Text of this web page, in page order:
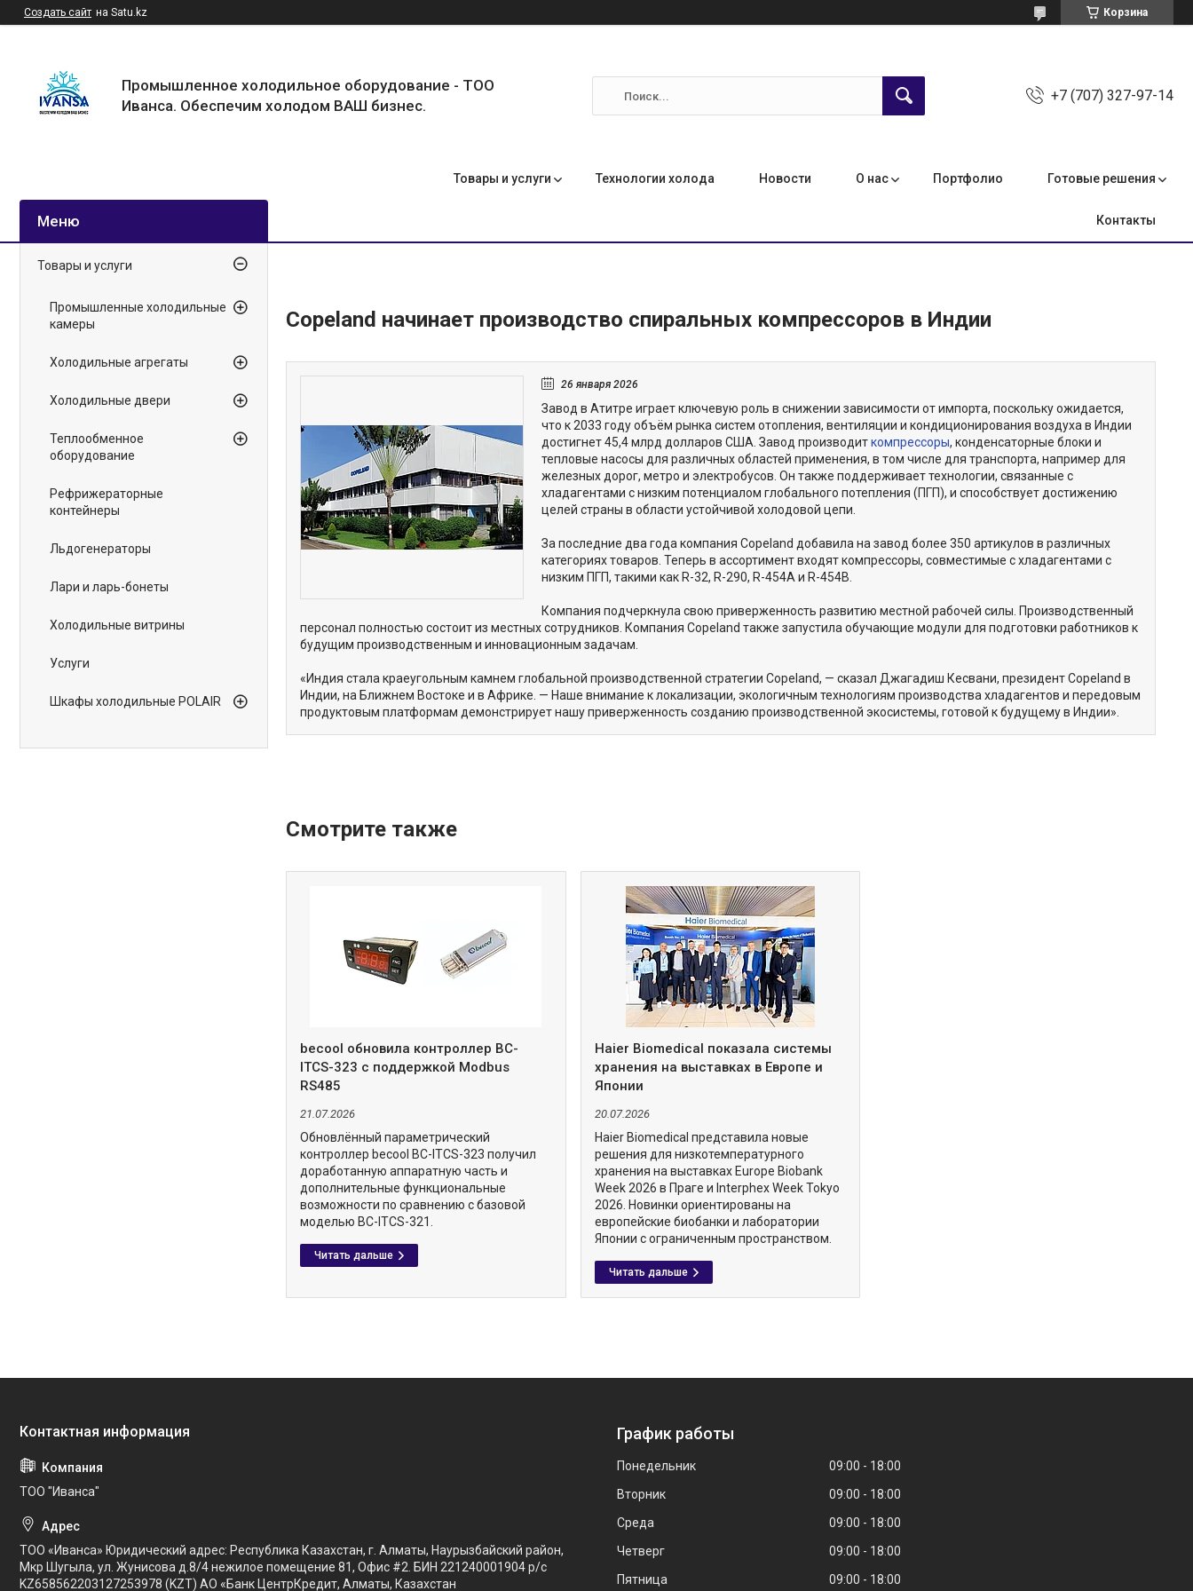
Создать сайт на Satu.kz Корзина
Промышленное холодильное оборудование - ТОО
Иванса. Обеспечим холодом ВАШ бизнес.
+7 (707) 327-97-14
Товары и услуги Технологии холода Новости О нас Портфолио Готовые решения
Контакты
Copeland начинает производство спиральных компрессоров в Индии
26 января 2026
Завод в Атитре играет ключевую роль в снижении зависимости от импорта, поскольку ожидается,
что к 2033 году объём рынка систем отопления, вентиляции и кондиционирования воздуха в Индии
достигнет 45,4 млрд долларов США. Завод производиткомпрессоры, конденсаторные блоки и
тепловые насосы для различных областей применения, в том числе для транспорта, например для
железных дорог, метро и электробусов. Он также поддерживает технологии, связанные с
хладагентами с низким потенциалом глобального потепления (ПГП), и способствует достижению
целей страны в области устойчивой холодовой цепи.
За последние два года компания Copeland добавила на завод более 350 артикулов в различных
категориях товаров. Теперь в ассортимент входят компрессоры, совместимые с хладагентами с
низким ПГП, такими как R-32, R-290, R-454A и R-454B.
Компания подчеркнула свою приверженность развитию местной рабочей силы. Производственный
персонал полностью состоит из местных сотрудников. Компания Copeland также запустила обучающие модули для подготовки работников к
будущим производственным и инновационным задачам.
«Индия стала краеугольным камнем глобальной производственной стратегии Copeland, — сказал Джагадиш Кесвани, президент Copeland в
Индии, на Ближнем Востоке и в Африке. — Наше внимание к локализации, экологичным технологиям производства хладагентов и передовым
продуктовым платформам демонстрирует нашу приверженность созданию производственной экосистемы, готовой к будущему в Индии».
becool обновила контроллер BC-
ITCS-323 с поддержкой Modbus
RS485
21.07.2026
Обновлённый параметрический
контроллер becool BC-ITCS-323 получил
доработанную аппаратную часть и
дополнительные функциональные
возможности по сравнению с базовой
моделью BC-ITCS-321.
Haier Biomedical показала системы
хранения на выставках в Европе и
Японии
20.07.2026
Haier Biomedical представила новые
решения для низкотемпературного
хранения на выставках Europe Biobank
Week 2026 в Праге и Interphex Week Tokyo
2026. Новинки ориентированы на
европейские биобанки и лаборатории
Японии с ограниченным пространством.
Товары и услуги
Промышленные холодильные
камеры
Холодильные агрегаты
Холодильные двери
Теплообменное
оборудование
Рефрижераторные
контейнеры
Льдогенераторы
Лари и ларь-бонеты
Холодильные витрины
Услуги
Шкафы холодильные POLAIR
ТОО "Иванса"
ТОО «Иванса» Юридический адрес: Республика Казахстан, г. Алматы, Наурызбайский район,
Мкр Шугыла, ул. Жунисова д.8/4 нежилое помещение 81, Офис #2. БИН 221240001904 р/с
KZ658562203127253978 (KZT) АО «Банк ЦентрКредит, Алматы, Казахстан
График работы
Понедельник 09:00
18:00
Вторник
09:00
18:00
Среда
09:00
18:00
Четверг
09:00
18:00
Пятница
09:00 18:00